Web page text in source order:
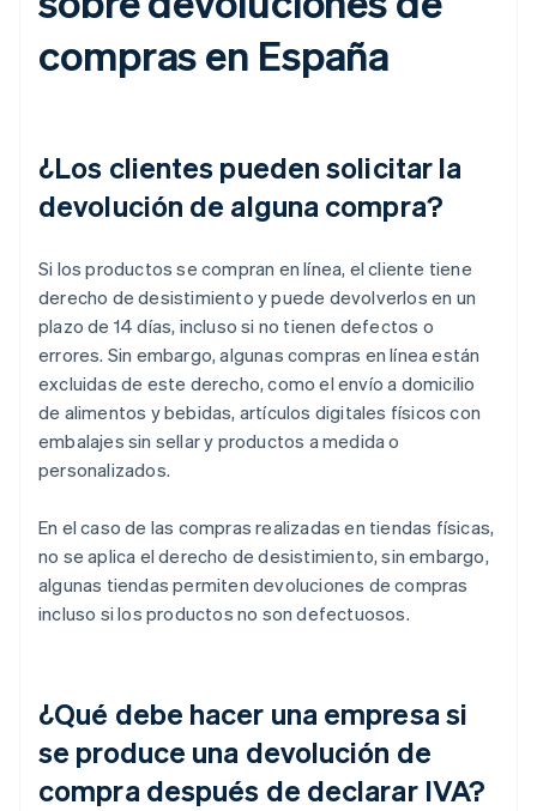
compras en España
¿Los clientes pueden solicitar la
devolución de alguna compra?
Si los productos se compran en línea, el cliente tiene
derecho de desistimiento y puede devolverlos en un
plazo de 14 días, incluso si no tienen defectos o
errores. Sin embargo, algunas compras en línea están
excluidas de este derecho, como el envío a domicilio
de alimentos y bebidas, artículos digitales físicos con
embalajes sin sellar y productos a medida o
personalizados.
En el caso de las compras realizadas en tiendas físicas,
no se aplica el derecho de desistimiento, sin embargo,
algunas tiendas permiten devoluciones de compras
incluso si los productos no son defectuosos.
¿Qué debe hacer una empresa si
se produce una devolución de
compra después de declarar IVA?